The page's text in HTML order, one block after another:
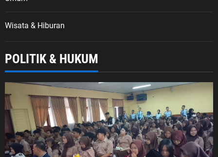
Wisata & Hiburan
POLITIK & HUKUM